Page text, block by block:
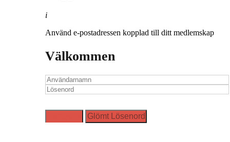
i
Använd e-postadressen kopplad till ditt medlemskap
Välkommen